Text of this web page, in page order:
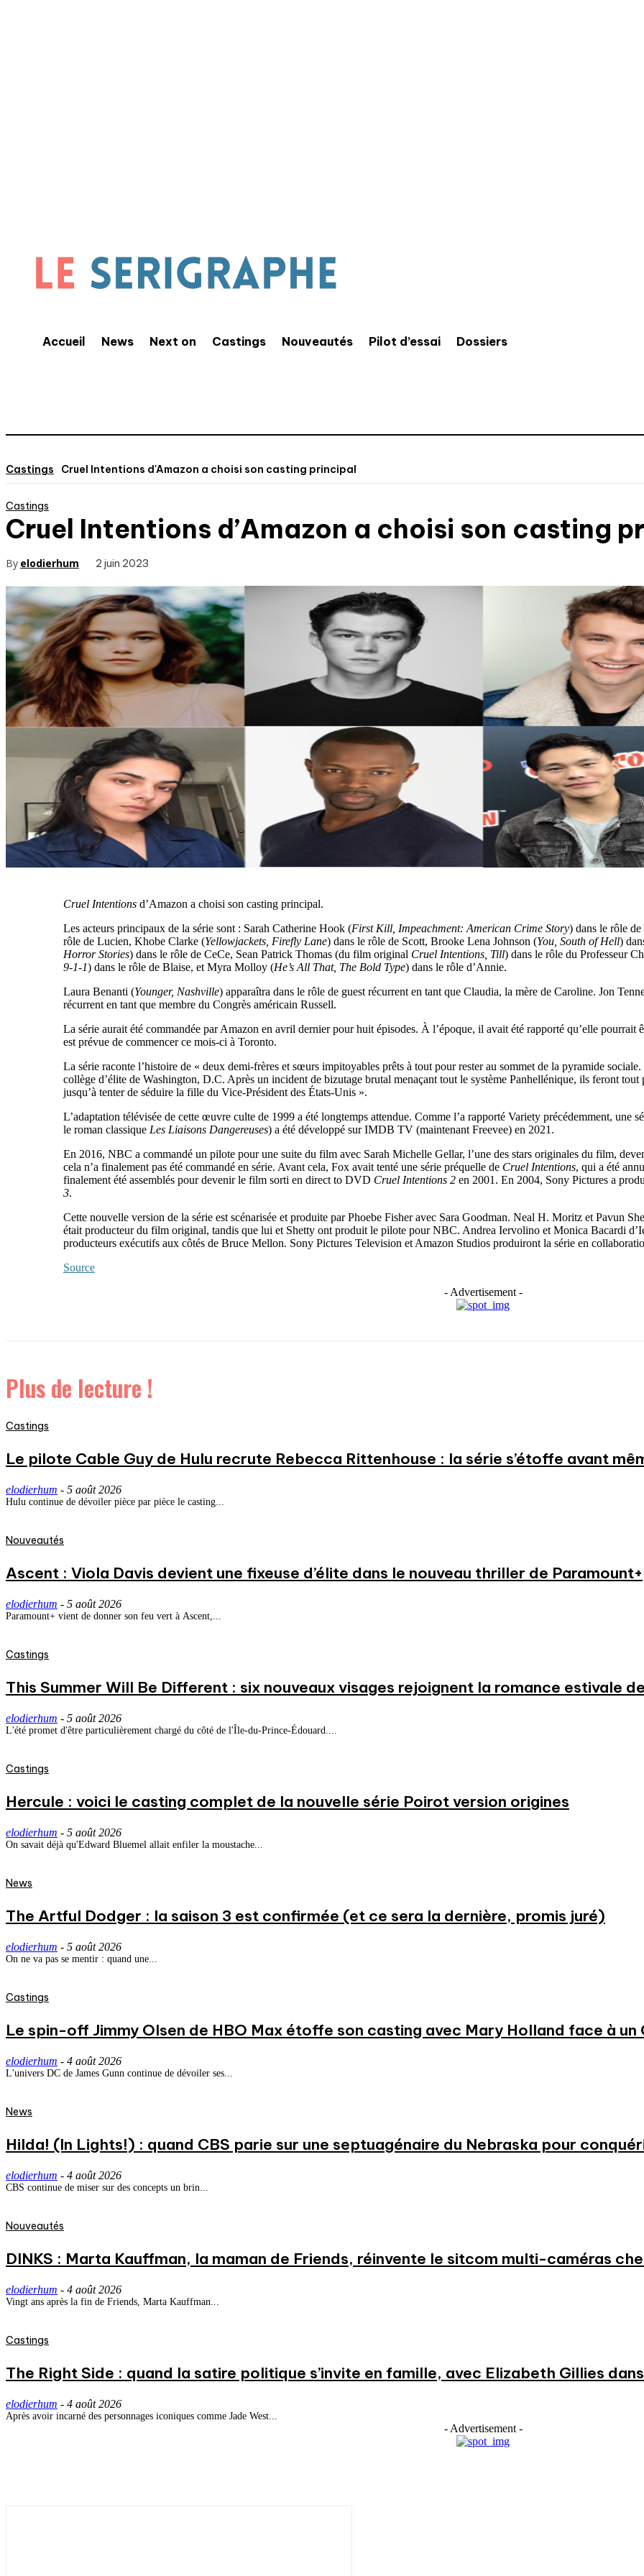
Accueil News Next on Castings Nouveautés Pilot d’essai Dossiers
Castings Cruel Intentions d'Amazon a choisi son casting principal
Castings
Cruel Intentions d’Amazon a choisi son casting
By elodierhum 2 juin 2023
Cruel Intentions d’Amazon a choisi son casting principal.
Les acteurs principaux de la série sont : Sarah Catherine Hook (First Kill, Impeachment: American Crime Story) dans le rôle
rôle de Lucien, Khobe Clarke (Yellowjackets, Firefly Lane) dans le rôle de Scott, Brooke Lena Johnson (You, South of Hell)
Horror Stories) dans le rôle de CeCe, Sean Patrick Thomas (du film original Cruel Intentions, Till) dans le rôle du Professeur
9-1-1) dans le rôle de Blaise, et Myra Molloy (He’s All That, The Bold Type) dans le rôle d’Annie.
Laura Benanti (Younger, Nashville) apparaîtra dans le rôle de guest récurrent en tant que Claudia, la mère de Caroline. Jon
récurrent en tant que membre du Congrès américain Russell.
La série aurait été commandée par Amazon en avril dernier pour huit épisodes. À l’époque, il avait été rapporté qu’elle
est prévue de commencer ce mois-ci à Toronto.
La série raconte l’histoire de « deux demi-frères et sœurs impitoyables prêts à tout pour rester au sommet de la pyramide
collège d’élite de Washington, D.C. Après un incident de bizutage brutal menaçant tout le système Panhellénique, ils feront
jusqu’à tenter de séduire la fille du Vice-Président des États-Unis ».
L’adaptation télévisée de cette œuvre culte de 1999 a été longtemps attendue. Comme l’a rapporté Variety précédemment, une
le roman classique Les Liaisons Dangereuses) a été développé sur IMDB TV (maintenant Freevee) en 2021.
En 2016, NBC a commandé un pilote pour une suite du film avec Sarah Michelle Gellar, l’une des stars originales du film,
cela n’a finalement pas été commandé en série. Avant cela, Fox avait tenté une série préquelle de Cruel Intentions, qui a été
finalement été assemblés pour devenir le film sorti en direct to DVD Cruel Intentions 2 en 2001. En 2004, Sony Pictures a
3.
Cette nouvelle version de la série est scénarisée et produite par Phoebe Fisher avec Sara Goodman. Neal H. Moritz et Pavun
était producteur du film original, tandis que lui et Shetty ont produit le pilote pour NBC. Andrea Iervolino et Monica Bacardi
producteurs exécutifs aux côtés de Bruce Mellon. Sony Pictures Television et Amazon Studios produiront la série en
Source
- Advertisement -
Plus de lecture !
Castings
Le pilote Cable Guy de Hulu recrute Rebecca Rittenhouse : la série s’étoffe avant
elodierhum - 5 août 2026
Hulu continue de dévoiler pièce par pièce le casting...
Nouveautés
Ascent : Viola Davis devient une fixeuse d’élite dans le nouveau thriller de Paramount+
elodierhum - 5 août 2026
Paramount+ vient de donner son feu vert à Ascent,...
Castings
This Summer Will Be Different : six nouveaux visages rejoignent la romance estivale
elodierhum - 5 août 2026
L'été promet d'être particulièrement chargé du côté de l'Île-du-Prince-Édouard....
Castings
Hercule : voici le casting complet de la nouvelle série Poirot version origines
elodierhum - 5 août 2026
On savait déjà qu'Edward Bluemel allait enfiler la moustache...
News
The Artful Dodger : la saison 3 est confirmée (et ce sera la dernière, promis juré)
elodierhum - 5 août 2026
On ne va pas se mentir : quand une...
Castings
Le spin-off Jimmy Olsen de HBO Max étoffe son casting avec Mary Holland face à
elodierhum - 4 août 2026
L'univers DC de James Gunn continue de dévoiler ses...
News
Hilda! (In Lights!) : quand CBS parie sur une septuagénaire du Nebraska pour
elodierhum - 4 août 2026
CBS continue de miser sur des concepts un brin...
Nouveautés
DINKS : Marta Kauffman, la maman de Friends, réinvente le sitcom multi-caméras
elodierhum - 4 août 2026
Vingt ans après la fin de Friends, Marta Kauffman...
Castings
The Right Side : quand la satire politique s’invite en famille, avec Elizabeth Gillies
elodierhum - 4 août 2026
Après avoir incarné des personnages iconiques comme Jade West...
- Advertisement -